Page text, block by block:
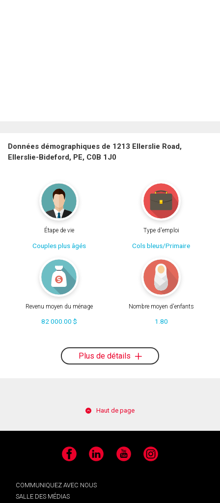
Données démographiques de 1213 Ellerslie Road,
Ellerslie-Bideford, PE, C0B 1J0
Étape de vie
Couples plus âgés
Type d'emploi
Cols bleus/Primaire
Revenu moyen du ménage
82 000.00 $
Nombre moyen d'enfants
1.80
Plus de détails
Haut de page
Facebook LinkedIn YouTube Instagram
COMMUNIQUEZ AVEC NOUS
SALLE DES MÉDIAS